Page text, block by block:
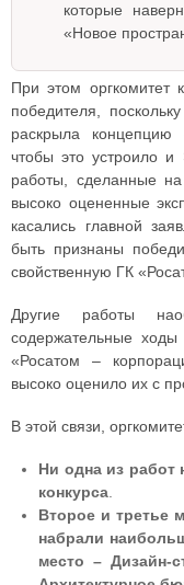
которые
«Новое
При этом оргкомитет
победителя,
раскрыла концепцию
чтобы это устроило
работы, сделанные
высоко оцененные
касались главной
быть признаны
свойственную ГК
Другие работы
содержательные
«Росатом –
высоко оценило их с
В этой связи,
Ни одна из работ
конкурса
Второе и третье
набрали
место – Дизайн-